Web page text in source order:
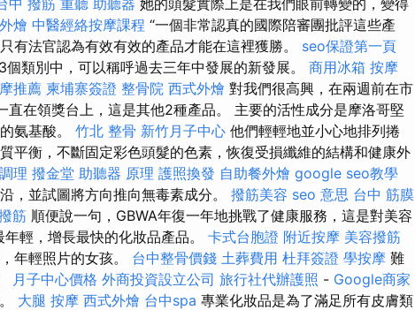
燴 中醫經絡按摩課程 “一個非常認真的國際陪審團批評這些產
有法官認為有效有效的產品才能在這裡獲勝。 seo保證第一頁
個類別中，可以稱呼過去三年中發展的新發展。 商用冰箱 按摩
推薦 柬埔寨簽證 整骨院 西式外燴 對我們很高興，在兩週前在市
在領獎台上，這是其他2種產品。 主要的活性成分是摩洛哥堅
氨基酸。 竹北 整骨 新竹月子中心 他們輕輕地並小心地排列捲
平衡，不斷固定彩色頭髮的色素，恢復受損纖維的結構和健康外
理 撥金堂 助聽器 原理 護照換發 自助餐外燴 google seo教學
，並試圖將方向推向無毒素成分。 撥筋美容 seo 意思 台中 筋膜
筋 順便說一句，GBWA年復一年地挑戰了健康服務，這是對美容
輕，增長最快的化妝品產品。 卡式台胞證 附近按摩 美容撥筋
年輕照片的女孩。 台中整骨價錢 土葬費用 杜拜簽證 學按摩 難
月子中心價格 外商投資設立公司 旅行社代辦護照 - Google商家
大腿 按摩 西式外燴 台中spa 專業化妝品是為了滿足所有皮膚類